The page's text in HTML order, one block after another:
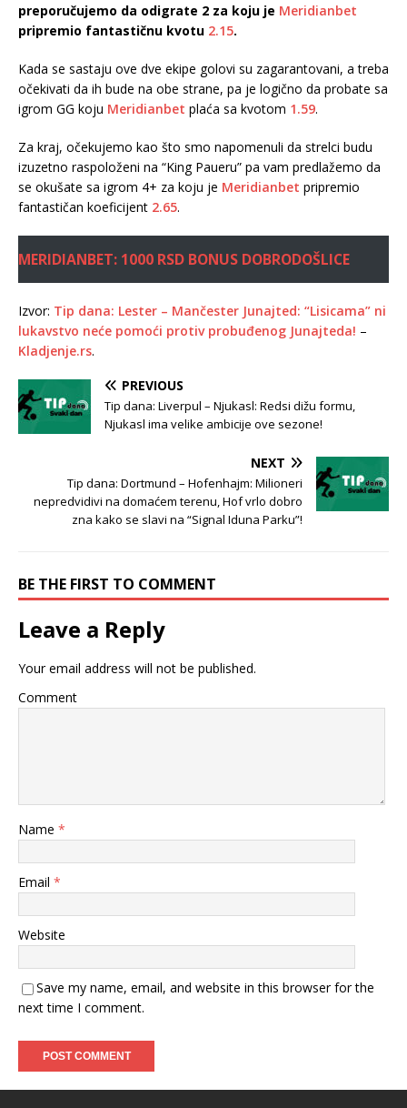
preporučujemo da odigrate 2 za koju je Meridianbet
pripremio fantastičnu kvotu 2.15.
Kada se sastaju ove dve ekipe golovi su zagarantovani, a treba
očekivati da ih bude na obe strane, pa je logično da probate sa
igrom GG koju Meridianbet plaća sa kvotom 1.59.
Za kraj, očekujemo kao što smo napomenuli da strelci budu
izuzetno raspoloženi na “King Paueru” pa vam predlažemo da
se okušate sa igrom 4+ za koju je Meridianbet pripremio
fantastičan koeficijent 2.65.
MERIDIANBET: 1000 RSD BONUS DOBRODOŠLICE
Izvor: Tip dana: Lester – Mančester Junajted: “Lisicama” ni
lukavstvo neće pomoći protiv probuđenog Junajteda! –
Kladjenje.rs.
PREVIOUS
Tip dana: Liverpul – Njukasl: Redsi dižu formu,
Njukasl ima velike ambicije ove sezone!
NEXT
Tip dana: Dortmund – Hofenhajm: Milioneri
nepredvidivi na domaćem terenu, Hof vrlo dobro
zna kako se slavi na “Signal Iduna Parku”!
BE THE FIRST TO COMMENT
Leave a Reply
Your email address will not be published.
Comment
Name *
Email *
Website
Save my name, email, and website in this browser for the
next time I comment.